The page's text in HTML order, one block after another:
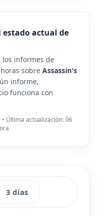
estado actual de
los informes de
sobre Assassin's
informe,
funciona con
Última actualización: 06
3 días